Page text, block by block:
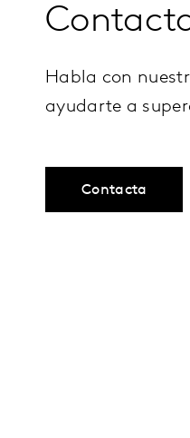
Habla con
ayudarte a
Contacta